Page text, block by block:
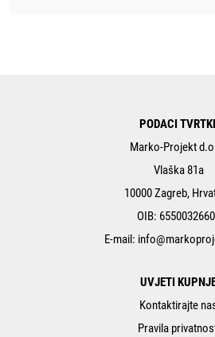
PODACI
Marko-Projekt
Vlaška 81a
10000 Zagreb,
OIB:
E-mail:
UVJETI
Kontaktirajte
Pravila